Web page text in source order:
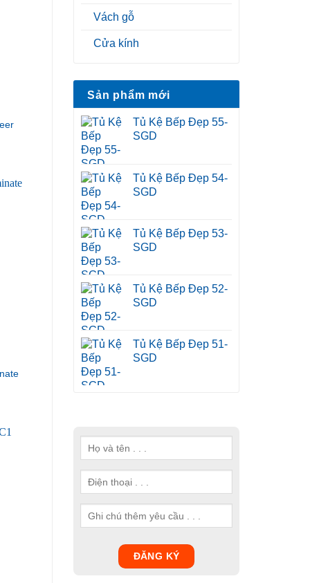
Vách gỗ
Cửa kính
Sản phẩm mới
Tủ Kệ Bếp Đẹp 55-
SGD
Tủ Kệ Bếp Đẹp 54-
SGD
Tủ Kệ Bếp Đẹp 53-
SGD
Tủ Kệ Bếp Đẹp 52-
SGD
Tủ Kệ Bếp Đẹp 51-
SGD